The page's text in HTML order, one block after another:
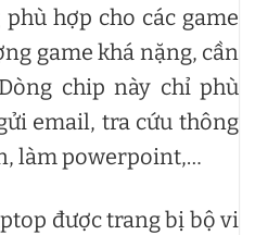
hợp cho các game
game khá nặng, cần
chip này chỉ phù
email, tra cứu thông
làm powerpoint,…
được trang bị bộ vi